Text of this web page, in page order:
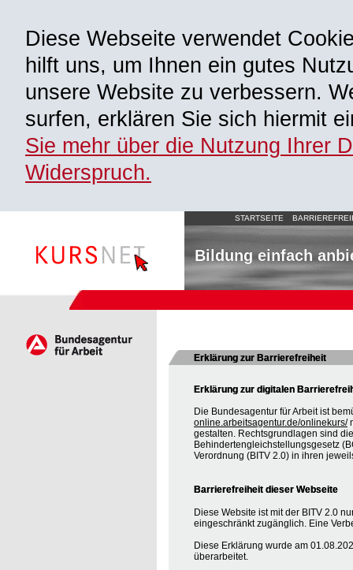
Diese Webseite verwendet
hilft uns, um Ihnen ein gutes
unsere Website zu verbessern.
surfen, erklären Sie sich hiermit
Sie mehr über die Nutzung Ihrer
Widerspruch.
STARTSEITE
Bildung einfach
Erklärung zur Barrierefreiheit
Erklärung zur digitalen
Die Bundesagentur für Arbeit ist
online.arbeitsagentur.de/onlinekurs/
gestalten. Rechtsgrundlagen sind
Behindertengleichstellungsgesetz
Verordnung (BITV 2.0) in ihren
Barrierefreiheit dieser Webseite
Diese Website ist mit der BITV 2.0
eingeschränkt zugänglich. Eine
Diese Erklärung wurde am
überarbeitet.